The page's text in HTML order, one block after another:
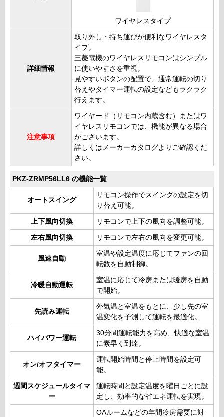
ワイヤレスタイプ
詳細情報
取り外し・持ち運びが便利なワイヤレスタ
イプ。
三菱電機のワイヤレスリモコンはシンプル
に使いやすさを重視。
見やすいボタンの配置で、通常運転の切り
替えやタイマー運転の設定などもラクラク
行えます。
注意事項
ワイヤード（リモコン内蔵含む）またはワ
イヤレスリモコンでは、機能が異なる場合
がございます。
詳しくはメーカーカタログよりご確認くだ
さい。
PKZ-ZRMP56LL6 の機能一覧
オートスイング
リモコン操作でスイングの設定を切
り替え可能。
上下風向切換 リモコンで上下の風向を調整可能。
左右風向切換 リモコンで左右の風向を変更可能。
風速自動
室温や設定温度に応じてファンの回
転数を自動制御。
冷暖自動運転
室温に応じて冷房または暖房を自動
で開始。
先読み運転
外気温と室温をもとに、少し先の室
温変化を予測して運転を最適化。
ハイパワー運転
30分間運転能力を高め、快適な室温
に素早く到達。
オン/オフタイマー
運転開始時間と停止時間を設定可
能。
週間スケジュールタイマ
ー
運転時間と設定温度を曜日ごとに設
定し、効率的な省エネ運転を実現。
OAルームなどの年間冷房需要に対